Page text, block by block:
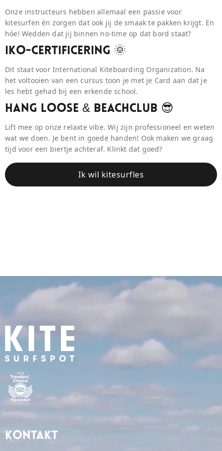
Onze instructeurs hebben allemaal een passie voor
kitesurfen én zorgen dat ook jij de smaak te pakken krijgt. En
hóe! Wedden dat jij binnen no-time op dat bord staat?
IKO-Certificering 🌞
Dit staat voor International Kiteboarding Organization. Na
het voltooien van een cursus toon je met je Card aan dat je
les hebt gehad bij een erkende school.
Hang Loose & BeaCHCLUB 😎
Lift mee op onze relaxte vibe. Wij zijn professioneel en weten
wat we doen. Je bent in goede handen! Ook maken we graag
tijd voor een biertje achteraf. Klinkt dat goed?
Ik wil kitesurfles
Kontakt